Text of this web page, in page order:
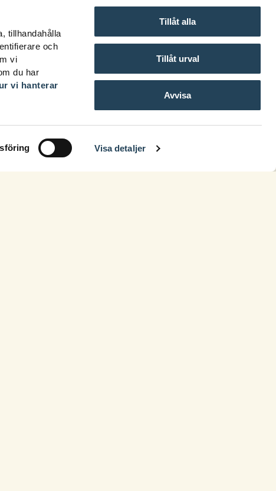
tillhandahålla
och
vi
du har
vi hanterar
Visa detaljer
Tillåt alla
Tillåt urval
Avvisa